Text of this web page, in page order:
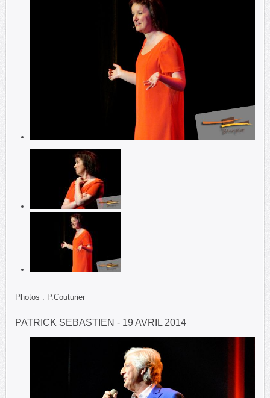
Photos : P.Couturier
PATRICK SEBASTIEN - 19 AVRIL 2014